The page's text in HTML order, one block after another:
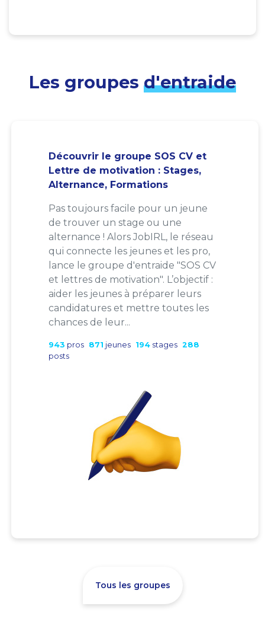
Les groupes d'entraide
Découvrir le groupe SOS CV et
Lettre de motivation : Stages,
Alternance, Formations
Pas toujours facile pour un jeune
de trouver un stage ou une
alternance ! Alors JobIRL, le réseau
qui connecte les jeunes et les pro,
lance le groupe d'entraide "SOS CV
et lettres de motivation". L’objectif :
aider les jeunes à préparer leurs
candidatures et mettre toutes les
chances de leur...
943 pros 871 jeunes 194 stages 288
posts
Tous les groupes